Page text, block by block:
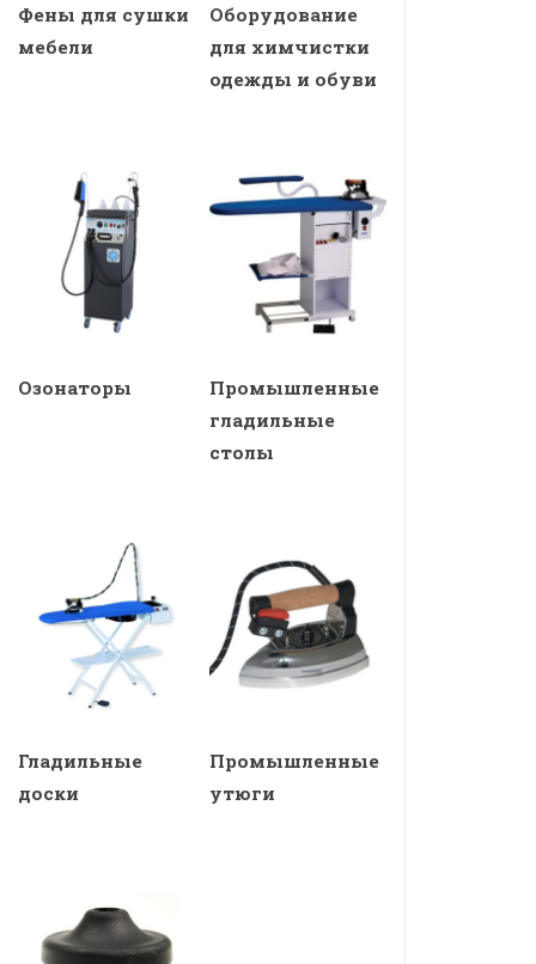
Фены для сушки
мебели
Оборудование
для химчистки
одежды и обуви
Озонаторы
Промышленные
гладильные
столы
Гладильные
доски
Промышленные
утюги